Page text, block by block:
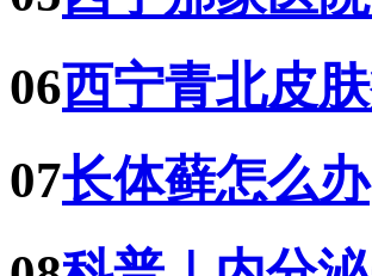
06西宁青北皮
07长体藓怎么办